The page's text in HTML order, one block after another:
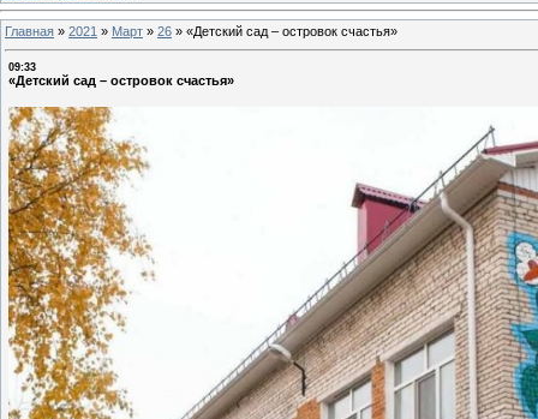
Главная » 2021 » Март » 26 » «Детский сад – островок счастья»
09:33
«Детский сад – островок счастья»